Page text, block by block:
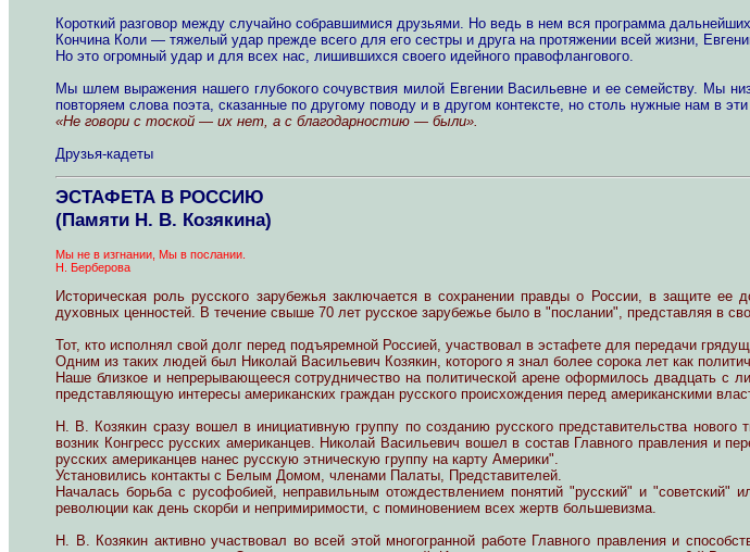
Короткий разговор между случайно собравшимися друзьями. Но ведь в нем вся программа
Кончина Коли — тяжелый удар прежде всего для его сестры и друга на протяжении всей жизни,
Но это огромный удар и для всех нас, лишившихся своего идейного правофлангового.
Мы шлем выражения нашего глубокого сочувствия милой Евгении Васильевне и ее семейству. Мы
повторяем слова поэта, сказанные по другому поводу и в другом контексте, но столь нужные нам в
«Не говори с тоской — их нет, а с благодарностию — были».
Друзья-кадеты
ЭСТАФЕТА В РОССИЮ
(Памяти Н. В. Козякина)
Мы не в изгнании, Мы в послании.
Н. Берберова
Историческая роль русского зарубежья заключается в сохранении правды о России, в защите
духовных ценностей. В течение свыше 70 лет русское зарубежье было в "послании", представляя в
Тот, кто исполнял свой долг перед подъяремной Россией, участвовал в эстафете для передачи
Одним из таких людей был Николай Васильевич Козякин, которого я знал более сорока лет как
Наше близкое и непрерывающееся сотрудничество на политической арене оформилось двадцать
представляющую интересы американских граждан русского происхождения перед американскими
Н. В. Козякин сразу вошел в инициативную группу по созданию русского представительства
возник Конгресс русских американцев. Николай Васильевич вошел в состав Главного правления и
русских американцев нанес русскую этническую группу на карту Америки".
Установились контакты с Белым Домом, членами Палаты, Представителей.
Началась борьба с русофобией, неправильным отождествлением понятий "русский" и
революции как день скорби и непримиримости, с поминовением всех жертв большевизма.
Н. В. Козякин активно участвовал во всей этой многогранной работе Главного правления и